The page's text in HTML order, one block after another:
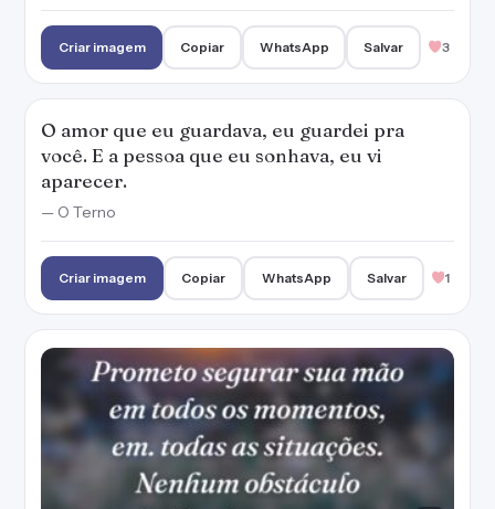
Criar imagem Copiar WhatsApp Salvar 3
O amor que eu guardava, eu guardei pra
você. E a pessoa que eu sonhava, eu vi
aparecer.
— O Terno
Criar imagem Copiar WhatsApp Salvar 1